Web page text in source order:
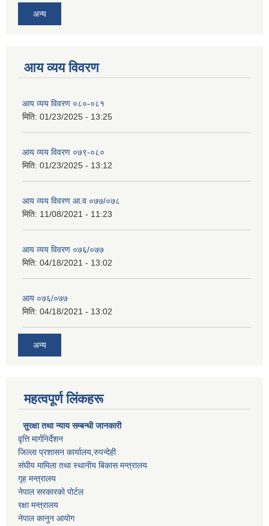
अन्य
आय व्यय विवरण
आय व्यय विवरण ०८०-०८१
मिति: 01/23/2025 - 13:25
आय व्यय विवरण ०७९-०८०
मिति: 01/23/2025 - 13:12
आय व्यय विवरण आ.व ०७७/०७८
मिति: 11/08/2021 - 11:23
आय व्यय विवरण ०७६/०७७
मिति: 04/18/2021 - 13:02
आय ०७६/०७७
मिति: 04/18/2021 - 13:02
अन्य
महत्वपूर्ण लिंकहरू
सुरक्षा तथा न्याय सम्बन्धी जानकारी
वृत्ति मार्गनिर्देशन
जिल्ला प्रशासन कार्यालय,रुपन्देही
संघीय मामिला तथा स्थानीय बिकास मन्त्रालय
गृह मन्त्रालय
नेपाल सरकारको पोर्टल
रक्षा मन्त्रालय
नेपाल कानुन आयोग